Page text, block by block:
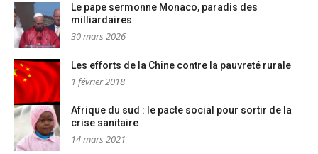
Le pape sermonne Monaco, paradis des
milliardaires
30 mars 2026
Les efforts de la Chine contre la pauvreté rurale
1 février 2018
Afrique du sud : le pacte social pour sortir de la
crise sanitaire
14 mars 2021